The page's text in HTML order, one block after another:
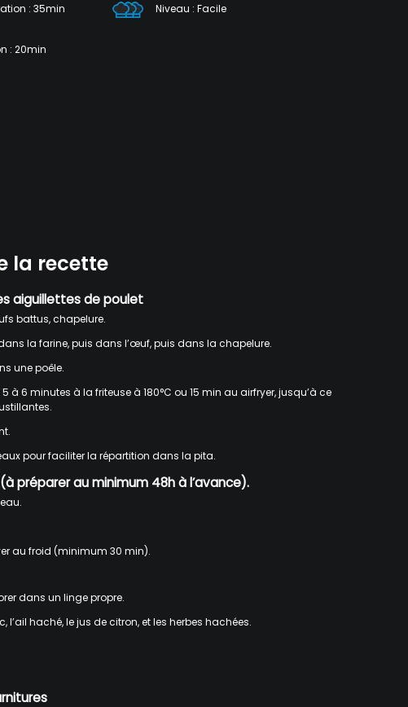
: 35min Niveau : Facile
: 20min
la recette
aiguillettes de poulet
battus, chapelure.
la farine, puis dans l’œuf, puis dans la chapelure.
une poêle.
à 6 minutes à la friteuse à 180°C ou 15 min au airfryer, jusqu’à ce
pour faciliter la répartition dans la pita.
préparer au minimum 48h à l’avance).
au froid (minimum 30 min).
dans un linge propre.
l’ail haché, le jus de citron, et les herbes hachées.